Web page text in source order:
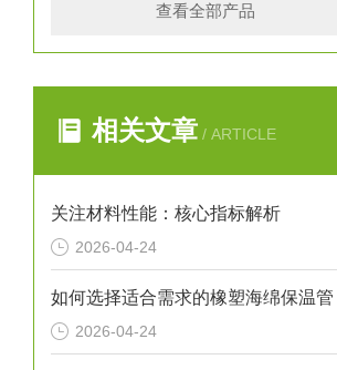
查看全部产品
相关文章 / ARTICLE
关注材料性能：核心指标解析
2026-04-24
如何选择适合需求的橡塑海绵保温管
2026-04-24